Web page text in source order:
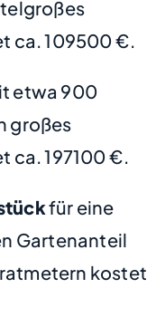
ca. 109500 €.
etwa 900
großes
ca. 197100 €.
für eine
Gartenanteil
kostet